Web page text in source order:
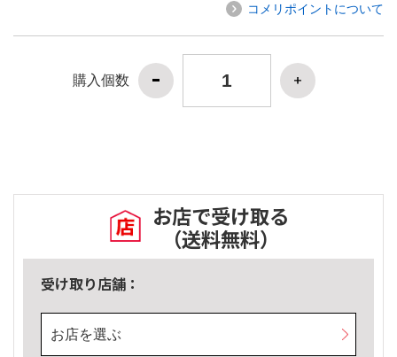
コメリポイントについて
購入個数
お店で受け取る
（送料無料）
受け取り店舗：
お店を選ぶ